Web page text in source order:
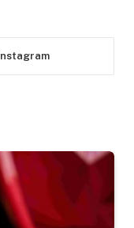
Instagram